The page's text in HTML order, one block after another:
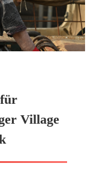
Village